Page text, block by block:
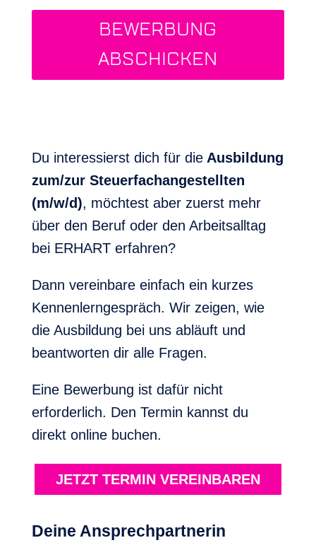
BEWERBUNG
ABSCHICKEN
Du interessierst dich für dieAusbildung
zum/zur Steuerfachangestellten
(m/w/d), möchtest aber zuerst mehr
über den Beruf oder den Arbeitsalltag
bei ERHART erfahren?
Dann vereinbare einfach ein kurzes
Kennenlerngespräch. Wir zeigen, wie
die Ausbildung bei uns abläuft und
beantworten dir alle Fragen.
Eine Bewerbung ist dafür nicht
erforderlich. Den Termin kannst du
direkt online buchen.
JETZT TERMIN VEREINBAREN
Deine Ansprechpartnerin